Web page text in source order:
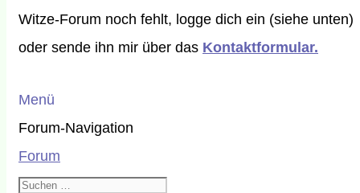
Witze-Forum noch fehlt, logge dich ein (siehe unten)
oder sende ihn mir über das Kontaktformular.
Menü
Forum-Navigation
Forum